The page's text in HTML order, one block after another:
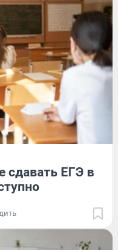
сдавать ЕГЭ в